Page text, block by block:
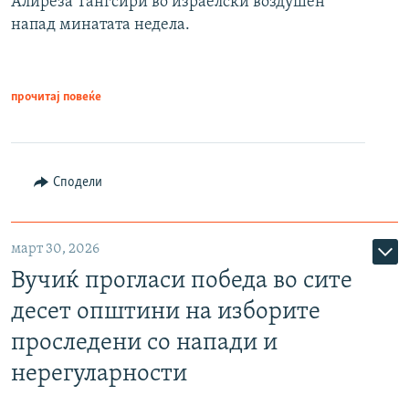
напад минатата недела.
прочитај повеќе
Сподели
март 30, 2026
Вучиќ прогласи победа во сите
десет општини на изборите
проследени со напади и
нерегуларности